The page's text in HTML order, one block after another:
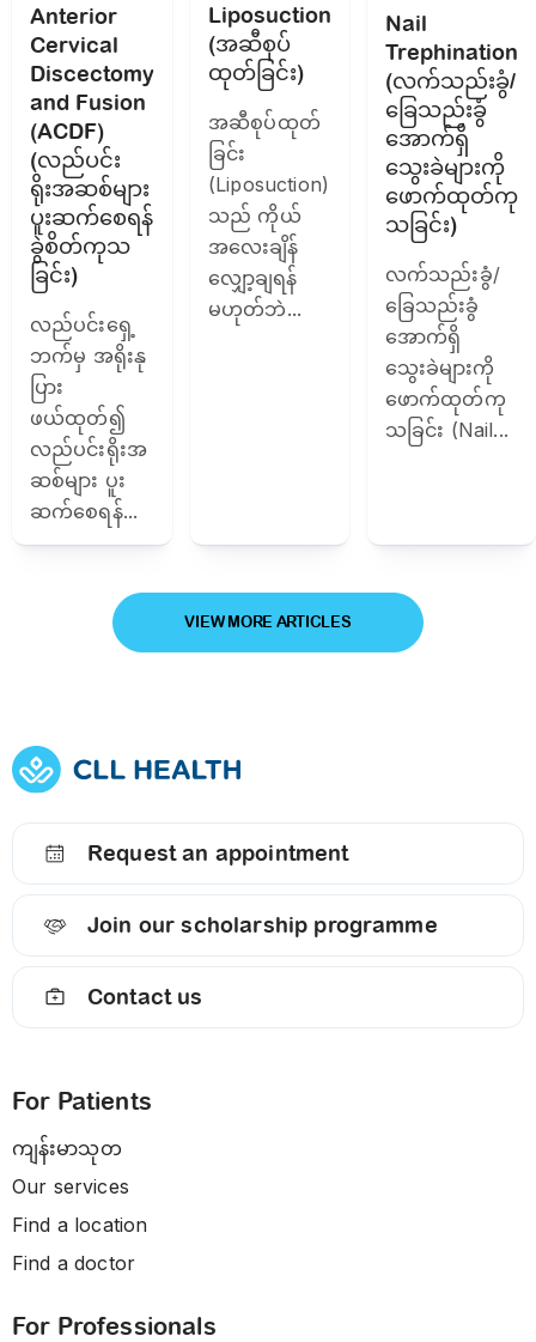
Anterior
Cervical
Discectomy
and Fusion
(ACDF)
(လည်ပင်း
ရိုးအဆစ်များ
ပူးဆက်စေရန်
ခွဲစိတ်ကုသ
ခြင်း)
လည်ပင်းရှေ့
ဘက်မှ အရိုးနု
ပြား
ဖယ်ထုတ်၍
လည်ပင်းရိုးအ
ဆစ်များ ပူး
ဆက်စေရန်...
Liposuction
(အဆီစုပ်
ထုတ်ခြင်း)
အဆီစုပ်ထုတ်
ခြင်း
(Liposuction)
သည် ကိုယ်
အလေးချိန်
လျှော့ချရန်
မဟုတ်ဘဲ...
Nail
Trephination
(လက်သည်းခွံ/
ခြေသည်းခွံ
အောက်ရှိ
သွေးခဲများကို
ဖောက်ထုတ်ကု
သခြင်း)
လက်သည်းခွံ/
ခြေသည်းခွံ
အောက်ရှိ
သွေးခဲများကို
ဖောက်ထုတ်ကု
သခြင်း (Nail...
VIEW MORE ARTICLES
Request an appointment
Join our scholarship programme
Contact us
For Patients
ကျန်းမာသုတ
Our services
Find a location
Find a doctor
For Professionals